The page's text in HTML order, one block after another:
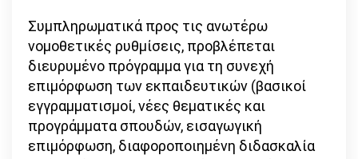
Συμπληρωματικά προς τις ανωτέρω
νομοθετικές ρυθμίσεις, προβλέπεται
διευρυμένο πρόγραμμα για τη συνεχή
επιμόρφωση των εκπαιδευτικών (βασικοί
εγγραμματισμοί, νέες θεματικές και
προγράμματα σπουδών, εισαγωγική
επιμόρφωση, διαφοροποιημένη διδασκαλία